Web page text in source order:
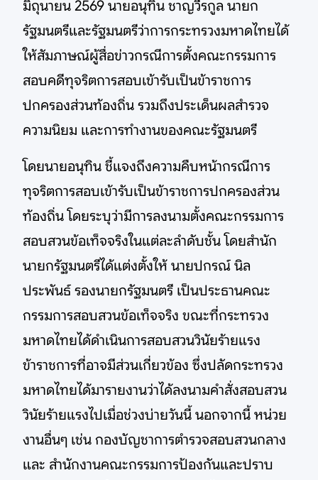
มิถุนายน 2569 นายอนุทิน ชาญวีรกูล นายก
รัฐมนตรีและรัฐมนตรีว่าการกระทรวงมหาดไทยได้
ให้สัมภาษณ์ผู้สื่อข่าวกรณีการตั้งคณะกรรมการ
สอบคดีทุจริตการสอบเข้ารับเป็นข้าราชการ
ปกครองส่วนท้องถิ่น รวมถึงประเด็นผลสำรวจ
ความนิยม และการทำงานของคณะรัฐมนตรี
โดยนายอนุทิน ชี้แจงถึงความคืบหน้ากรณีการ
ทุจริตการสอบเข้ารับเป็นข้าราชการปกครองส่วน
ท้องถิ่น โดยระบุว่ามีการลงนามตั้งคณะกรรมการ
สอบสวนข้อเท็จจริงในแต่ละลำดับชั้น โดยสำนัก
นายกรัฐมนตรีได้แต่งตั้งให้ นายปกรณ์ นิล
ประพันธ์ รองนายกรัฐมนตรี เป็นประธานคณะ
กรรมการสอบสวนข้อเท็จจริง ขณะที่กระทรวง
มหาดไทยได้ดำเนินการสอบสวนวินัยร้ายแรง
ข้าราชการที่อาจมีส่วนเกี่ยวข้อง ซึ่งปลัดกระทรวง
มหาดไทยได้มารายงานว่าได้ลงนามคำสั่งสอบสวน
วินัยร้ายแรงไปเมื่อช่วงบ่ายวันนี้ นอกจากนี้ หน่วย
งานอื่นๆ เช่น กองบัญชาการตำรวจสอบสวนกลาง
และ สำนักงานคณะกรรมการป้องกันและปราบ